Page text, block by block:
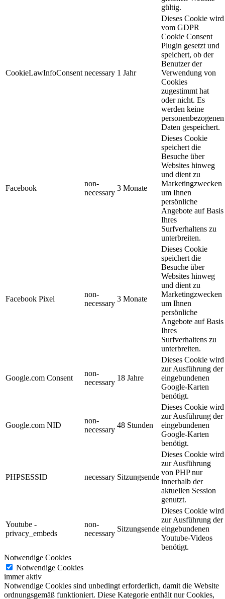
gültig.
CookieLawInfoConsent necessary 1 Jahr
Dieses Cookie wird
vom GDPR
Cookie Consent
Plugin gesetzt und
speichert, ob der
Benutzer der
Verwendung von
Cookies
zugestimmt hat
oder nicht. Es
werden keine
personenbezogenen
Daten gespeichert.
Facebook
non-
necessary
3 Monate
Dieses Cookie
speichert die
Besuche über
Websites hinweg
und dient zu
Marketingzwecken
um Ihnen
persönliche
Angebote auf Basis
Ihres
Surfverhaltens zu
unterbreiten.
Facebook Pixel
non-
necessary
3 Monate
Dieses Cookie
speichert die
Besuche über
Websites hinweg
und dient zu
Marketingzwecken
um Ihnen
persönliche
Angebote auf Basis
Ihres
Surfverhaltens zu
unterbreiten.
Google.com Consent
non-
necessary
18 Jahre
Dieses Cookie wird
zur Ausführung der
eingebundenen
Google-Karten
benötigt.
Google.com NID
non-
necessary
48 Stunden
Dieses Cookie wird
zur Ausführung der
eingebundenen
Google-Karten
benötigt.
PHPSESSID necessary Sitzungsende
Dieses Cookie wird
zur Ausführung
von PHP nur
innerhalb der
aktuellen Session
genutzt.
Youtube -
privacy_embeds
non-
necessary
Sitzungsende
Dieses Cookie wird
zur Ausführung der
eingebundenen
Youtube-Videos
benötigt.
Notwendige Cookies
Notwendige Cookies
immer aktiv
Notwendige Cookies sind unbedingt erforderlich, damit die Website
ordnungsgemäß funktioniert. Diese Kategorie enthält nur Cookies,